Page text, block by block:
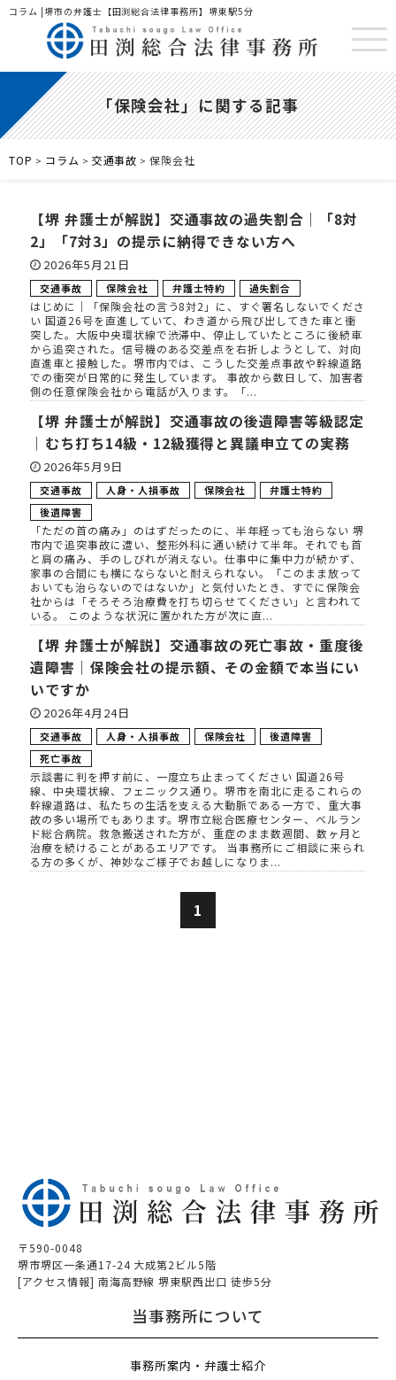
コラム |堺市の弁護士【田渕総合法律事務所】堺東駅5分
「保険会社」に関する記事
TOP > コラム > 交通事故 >保険会社
【堺 弁護士が解説】交通事故の過失割合｜「8対
2」「7対3」の提示に納得できない方へ
2026年5月21日
交通事故 保険会社 弁護士特約 過失割合
はじめに｜「保険会社の言う8対2」に、すぐ署名しないでくださ
い 国道26号を直進していて、わき道から飛び出してきた車と衝
突した。大阪中央環状線で渋滞中、停止していたところに後続車
から追突された。信号機のある交差点を右折しようとして、対向
直進車と接触した。堺市内では、こうした交差点事故や幹線道路
での衝突が日常的に発生しています。 事故から数日して、加害者
側の任意保険会社から電話が入ります。「...
【堺 弁護士が解説】交通事故の後遺障害等級認定
｜むち打ち14級・12級獲得と異議申立ての実務
2026年5月9日
交通事故 人身・人損事故 保険会社
弁護士特約
後遺障害
「ただの首の痛み」のはずだったのに、半年経っても治らない 堺
市内で追突事故に遭い、整形外科に通い続けて半年。それでも首
と肩の痛み、手のしびれが消えない。仕事中に集中力が続かず、
家事の合間にも横にならないと耐えられない。「このまま放って
おいても治らないのではないか」と気付いたとき、すでに保険会
社からは「そろそろ治療費を打ち切らせてください」と言われて
いる。 このような状況に置かれた方が次に直...
【堺 弁護士が解説】交通事故の死亡事故・重度後
遺障害｜保険会社の提示額、その金額で本当にい
いですか
2026年4月24日
交通事故 人身・人損事故 保険会社
後遺障害
死亡事故
示談書に判を押す前に、一度立ち止まってください 国道26号
線、中央環状線、フェニックス通り。堺市を南北に走るこれらの
幹線道路は、私たちの生活を支える大動脈である一方で、重大事
故の多い場所でもあります。堺市立総合医療センター、ベルラン
ド総合病院。救急搬送された方が、重症のまま数週間、数ヶ月と
治療を続けることがあるエリアです。 当事務所にご相談に来られ
る方の多くが、神妙なご様子でお越しになりま...
1
〒590-0048
堺市堺区一条通17-24 大成第2ビル5階
[アクセス情報] 南海高野線 堺東駅西出口 徒歩5分
当事務所について
事務所案内・弁護士紹介